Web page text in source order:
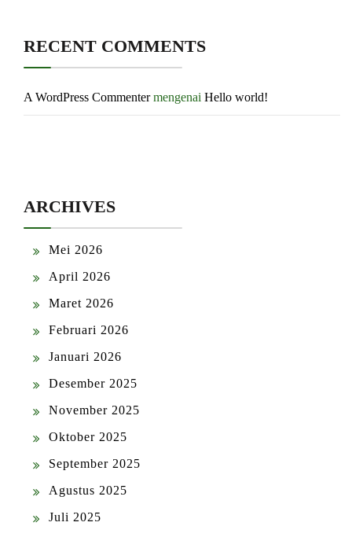
RECENT COMMENTS
A WordPress Commentermengenai Hello world!
ARCHIVES
Mei 2026
April 2026
Maret 2026
Februari 2026
Januari 2026
Desember 2025
November 2025
Oktober 2025
September 2025
Agustus 2025
Juli 2025